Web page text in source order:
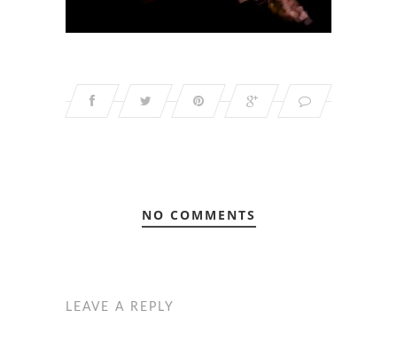
NO COMMENTS
LEAVE A REPLY